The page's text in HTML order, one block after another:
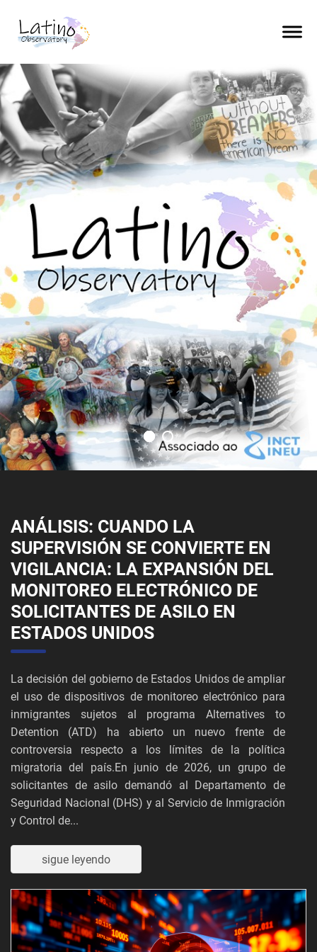
ANÁLISIS: CUANDO LA
SUPERVISIÓN SE CONVIERTE EN
VIGILANCIA: LA EXPANSIÓN DEL
MONITOREO ELECTRÓNICO DE
SOLICITANTES DE ASILO EN
ESTADOS UNIDOS
La decisión del gobierno de Estados Unidos de ampliar
el uso de dispositivos de monitoreo electrónico para
inmigrantes sujetos al programa Alternatives to
Detention (ATD) ha abierto un nuevo frente de
controversia respecto a los límites de la política
migratoria del país.En junio de 2026, un grupo de
solicitantes de asilo demandó al Departamento de
Seguridad Nacional (DHS) y al Servicio de Inmigración
y Control de...
sigue leyendo